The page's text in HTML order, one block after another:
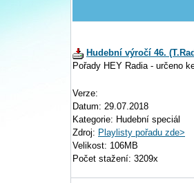
Hudební výročí 46.
Pořady HEY Radia - určeno
Verze:
Datum: 29.07.2018
Kategorie: Hudební speciál
Zdroj: Playlisty pořadu zde>
Velikost: 106MB
Počet stažení: 3209x